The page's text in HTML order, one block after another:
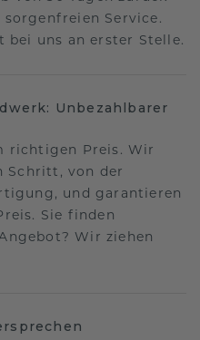
sorgenfreien Service.
bei uns an erster Stelle.
Unbezahlbarer
richtigen Preis. Wir
Schritt, von der
und garantieren
Sie finden
Wir ziehen